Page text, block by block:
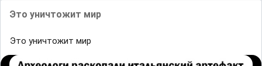
Это уничтожит мир
Это уничтожит мир